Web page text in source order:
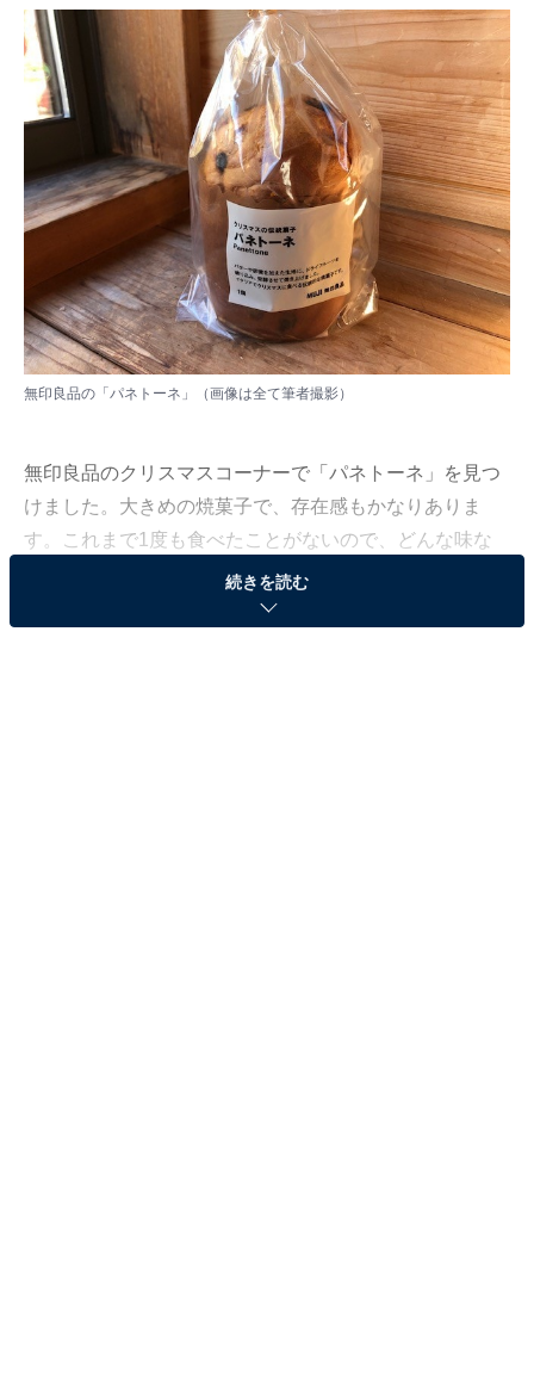
無印良品の「パネトーネ」（画像は全て筆者撮影）
無印良品のクリスマスコーナーで「パネトーネ」を見つ
けました。大きめの焼菓子で、存在感もかなりありま
す。これまで1度も食べたことがないので、どんな味な
のか分かりません。早速食べてみることにしました！
続きを読む